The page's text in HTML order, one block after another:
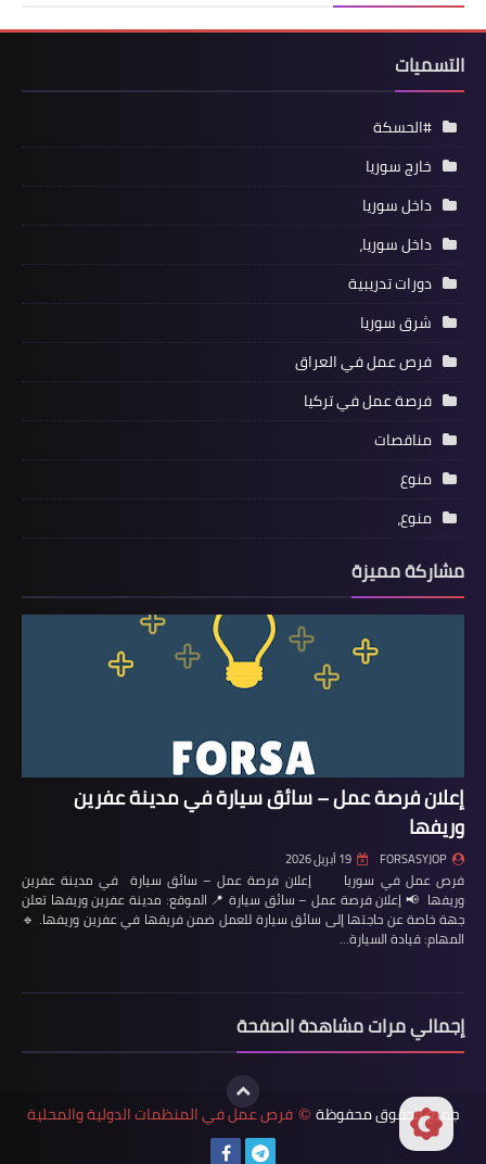
التسميات
#الحسكة
خارج سوريا
داخل سوريا
داخل سوريا،
دورات تدريبية
شرق سوريا
فرص عمل في العراق
فرصة عمل في تركيا
مناقصات
منوع
منوع،
مشاركة مميزة
إعلان فرصة عمل – سائق سيارة في مدينة عفرين
وريفها
FORSASYJOP 19 أبريل 2026
فرص عمل في سوريا إعلان فرصة عمل – سائق سيارة في مدينة عفرين
وريفها 📢 إعلان فرصة عمل – سائق سيارة 📍 الموقع: مدينة عفرين وريفها تعلن
جهة خاصة عن حاجتها إلى سائق سيارة للعمل ضمن فريقها في عفرين وريفها. 🔹
المهام: قيادة السيارة…
إجمالي مرات مشاهدة الصفحة
جميع الحقوق محفوظة © فرص عمل في المنظمات الدولية والمحلية